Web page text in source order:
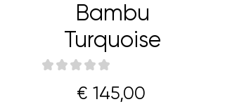
Bambu
Turquoise
★ ★ ★ ★ ★
€ 145,00Prijs